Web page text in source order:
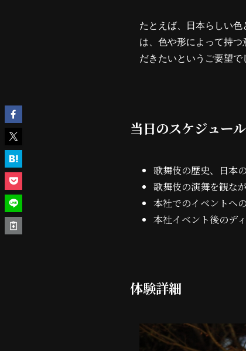
たとえば、日本らしい
は、色や形によって持
だきたいというご要望で
当日のスケジュール
歌舞伎の歴史、日本
歌舞伎の演舞を観な
本社でのイベントへ
本社イベント後のデ
体験詳細